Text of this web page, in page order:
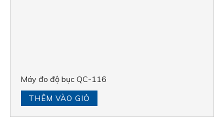
Máy đo độ bục QC-116
THÊM VÀO GIỎ